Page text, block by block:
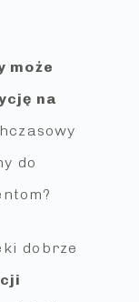
może
na
do
dobrze